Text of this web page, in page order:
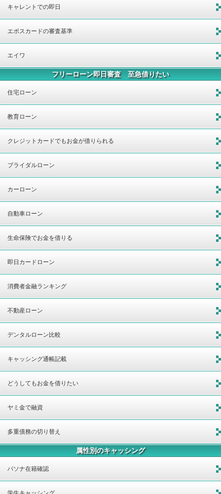
キャレントでの即日
エポスカードの審査基準
エイワ
フリーローン即日審査 至急借りたい
住宅ローン
教育ローン
クレジットカードでもお金が借りられる
ブライダルローン
カーローン
自動車ローン
生命保険でお金を借りる
即日カードローン
消費者金融ランキング
不動産ローン
デンタルローン比較
キャッシング通帳記載
どうしてもお金を借りたい
ヤミ金で融資
多重債務の切り替え
属性別のキャッシング
パソナ在籍確認